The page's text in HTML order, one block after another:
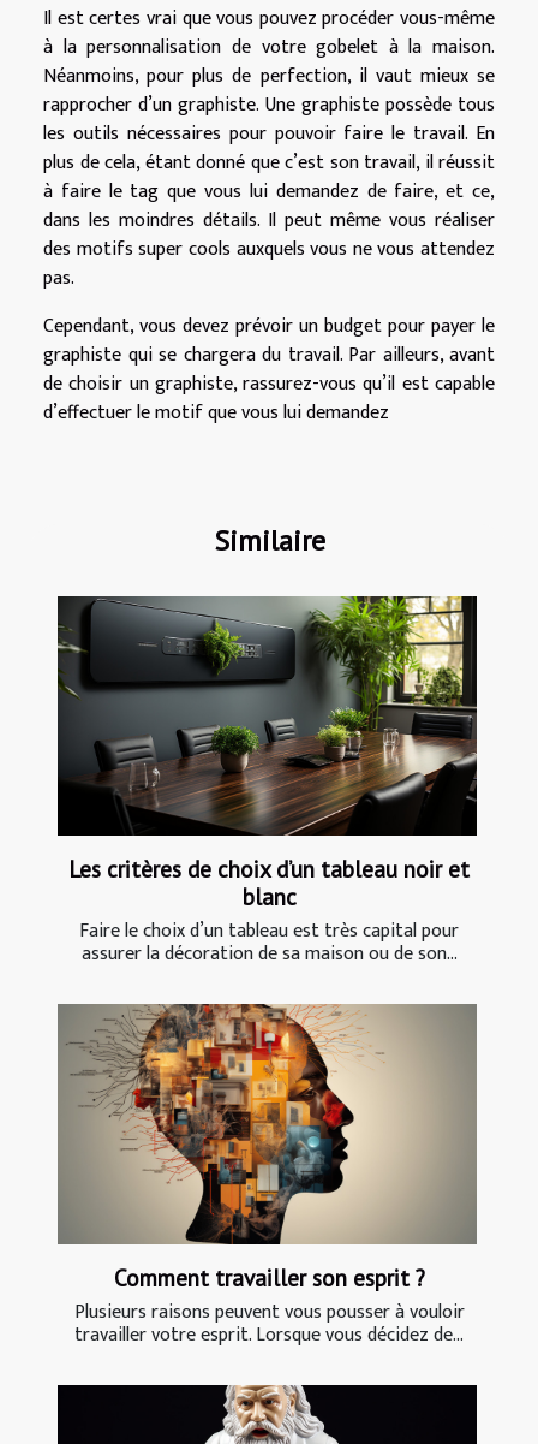
Il est certes vrai que vous pouvez procéder vous-même
à la personnalisation de votre gobelet à la maison.
Néanmoins, pour plus de perfection, il vaut mieux se
rapprocher d’un graphiste. Une graphiste possède tous
les outils nécessaires pour pouvoir faire le travail. En
plus de cela, étant donné que c’est son travail, il réussit
à faire le tag que vous lui demandez de faire, et ce,
dans les moindres détails. Il peut même vous réaliser
des motifs super cools auxquels vous ne vous attendez
pas.
Cependant, vous devez prévoir un budget pour payer le
graphiste qui se chargera du travail. Par ailleurs, avant
de choisir un graphiste, rassurez-vous qu’il est capable
d’effectuer le motif que vous lui demandez
Similaire
Les critères de choix d’un tableau noir et
blanc
Faire le choix d’un tableau est très capital pour
assurer la décoration de sa maison ou de son...
Comment travailler son esprit ?
Plusieurs raisons peuvent vous pousser à vouloir
travailler votre esprit. Lorsque vous décidez de...